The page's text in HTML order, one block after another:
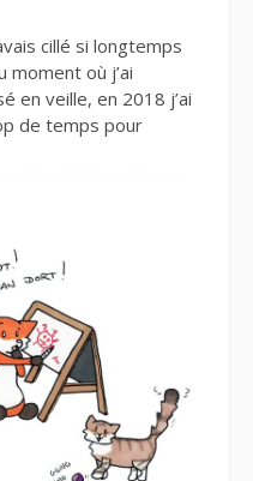
cillé si longtemps
moment où j’ai
en veille, en 2018 j’ai
de temps pour